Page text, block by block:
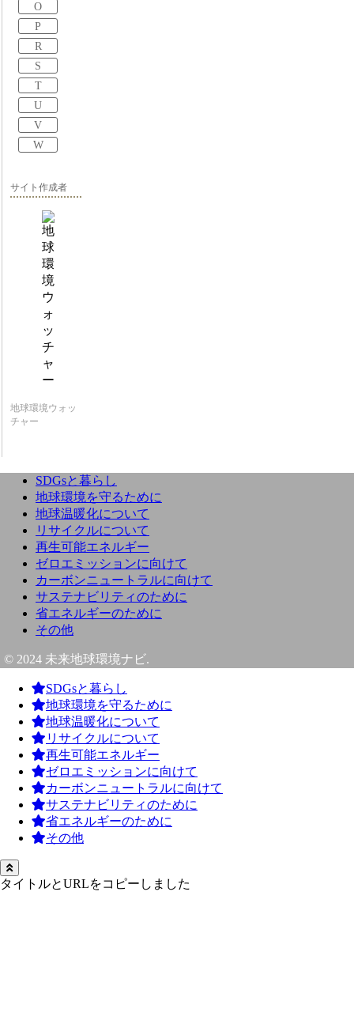
O
P
R
S
T
U
V
W
サイト作成者
地球環境ウォッ
チャー
SDGsと暮らし
地球環境を守るために
地球温暖化について
リサイクルについて
再生可能エネルギー
ゼロエミッションに向けて
カーボンニュートラルに向けて
サステナビリティのために
省エネルギーのために
その他
© 2024 未来地球環境ナビ.
SDGsと暮らし
地球環境を守るために
地球温暖化について
リサイクルについて
再生可能エネルギー
ゼロエミッションに向けて
カーボンニュートラルに向けて
サステナビリティのために
省エネルギーのために
その他
タイトルとURLをコピーしました